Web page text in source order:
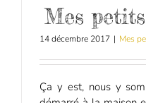
Mes
14 décembre 2017 | Mes
Ça y est, nous y